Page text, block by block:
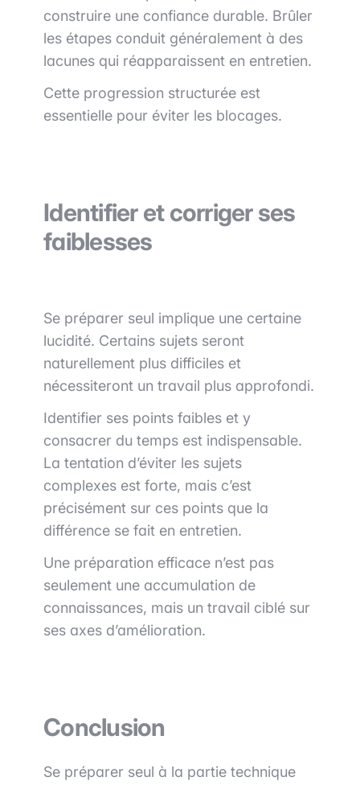
construire une confiance durable. Brûler
les étapes conduit généralement à des
lacunes qui réapparaissent en entretien.
Cette progression structurée est
essentielle pour éviter les blocages.
Identifier et corriger ses
faiblesses
Se préparer seul implique une certaine
lucidité. Certains sujets seront
naturellement plus difficiles et
nécessiteront un travail plus approfondi.
Identifier ses points faibles et y
consacrer du temps est indispensable.
La tentation d’éviter les sujets
complexes est forte, mais c’est
précisément sur ces points que la
différence se fait en entretien.
Une préparation efficace n’est pas
seulement une accumulation de
connaissances, mais un travail ciblé sur
ses axes d’amélioration.
Conclusion
Se préparer seul à la partie technique